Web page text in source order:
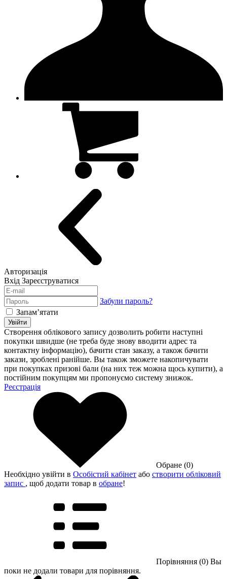
Авторизація
Вхід Зареєструватися
Забули пароль?
Запам’ятати
Увійти
Створення облікового запису дозволить робити наступні
покупки швидше (не треба буде знову вводити адрес та
контактну інформацію), бачити стан заказу, а також бачити
закази, зроблені ранійше. Вы також зможете накопичувати
при покупках призові бали (на них теж можна щось купити), а
постійним покупцям ми пропонуємо систему знижок.
Реєстрація
Обране (0)
Необхідно увійти в Особістий кабінет або створити обліковий
запис , щоб додати товар в обране!
Порівняння (0) Вы
поки не додали товари для порівняння.